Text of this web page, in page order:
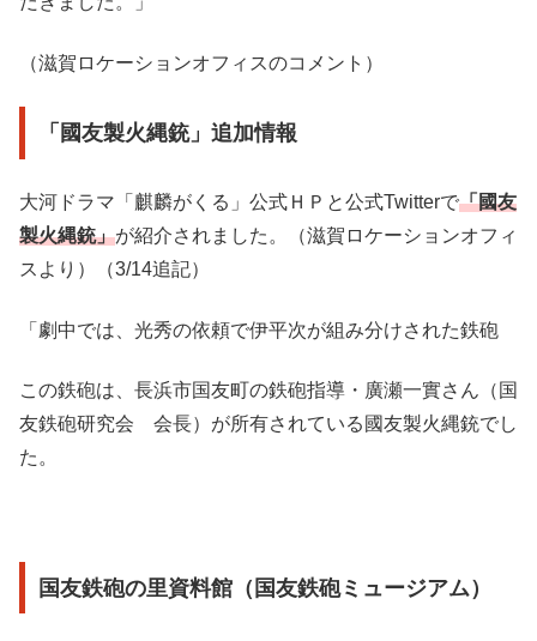
（滋賀ロケーションオフィスのコメント）
「國友製火縄銃」追加情報
大河ドラマ「麒麟がくる」公式ＨＰと公式Twitterで「國友
製火縄銃」が紹介されました。（滋賀ロケーションオフィ
スより）（3/14追記）
「劇中では、光秀の依頼で伊平次が組み分けされた鉄砲
この鉄砲は、長浜市国友町の鉄砲指導・廣瀬一實さん（国
友鉄砲研究会 会長）が所有されている國友製火縄銃でし
た。
国友鉄砲の里資料館（国友鉄砲ミュージアム）